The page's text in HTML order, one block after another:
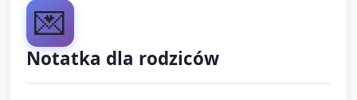
dzieci krążą parami lub w małych grupkach (opiekun
kieruje ruchem).
💌
Notatka dla rodziców